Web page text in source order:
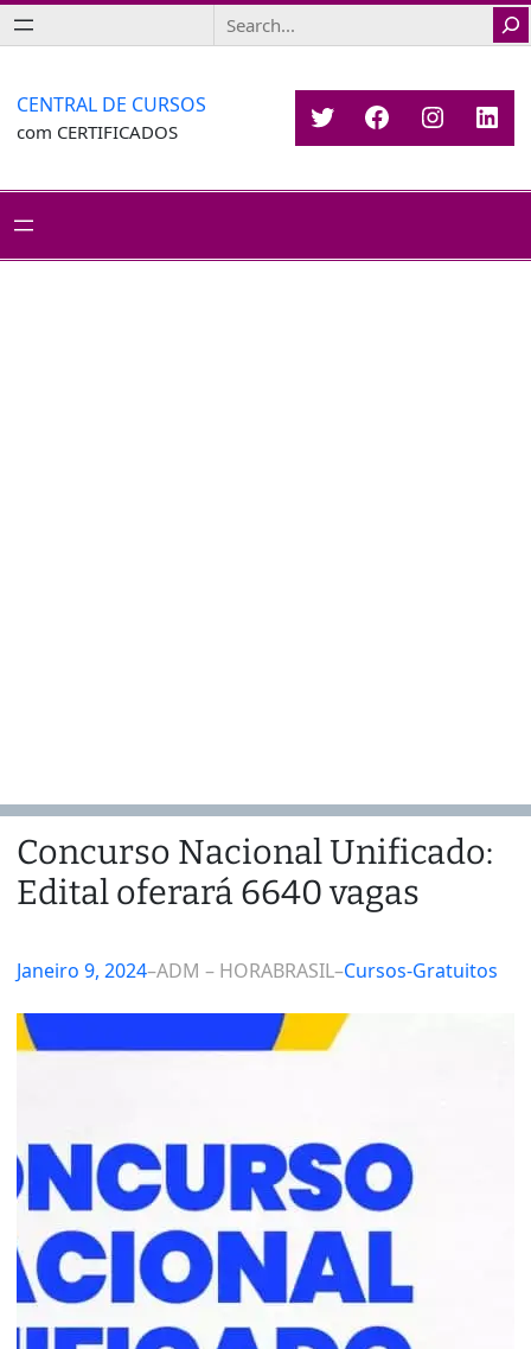
Saltar
para
conteúdo
Search
CENTRAL DE CURSOS
com CERTIFICADOS TwitterFacebook
Concurso Nacional Unificado:
Edital oferará 6640 vagas
Janeiro 9, 2024–ADM – HORABRASIL–Cursos-Gratuitos